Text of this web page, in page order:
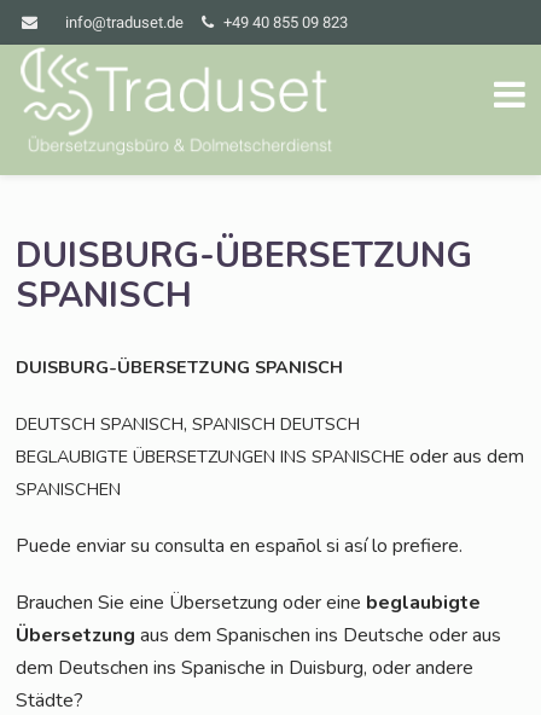
info@traduset.de +49 40 855 09 823
DUISBURG-ÜBERSETZUNG
SPANISCH
DUISBURG-ÜBERSETZUNG SPANISCH
DEUTSCH SPANISCH,SPANISCH DEUTSCH
BEGLAUBIGTE ÜBERSETZUNGEN INS SPANISCHE oder aus dem
SPANISCHEN
Pue­de envi­ar su con­sul­ta en espa­ñol si así lo prefiere.
Brau­chen Sie eine Über­set­zung oder eine beglau­big­te
Über­set­zung aus dem Spa­ni­schen ins Deut­sche oder aus
dem Deut­schen ins Spa­ni­sche in Duis­burg, oder ande­re
Städte?